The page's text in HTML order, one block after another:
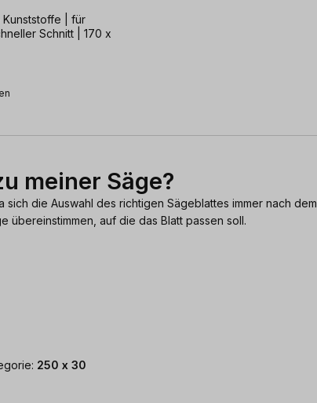
| für
Schnitt | 170 x
meiner Säge?
sich die Auswahl des richtigen Sägeblattes immer nach dem
übereinstimmen, auf die das Blatt passen soll.
250 x 30